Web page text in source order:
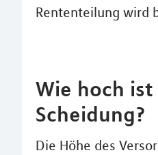
Rententeilung wird
Wie hoch
Scheidung?
Die Höhe des